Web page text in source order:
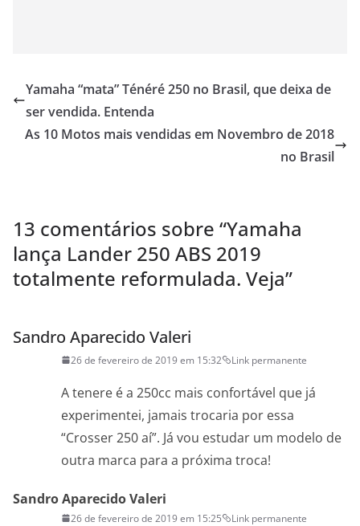
Yamaha “mata” Ténéré 250 no Brasil, que deixa de
ser vendida. Entenda
As 10 Motos mais vendidas em Novembro de 2018
no Brasil
13 comentários sobre “Yamaha
lança Lander 250 ABS 2019
totalmente reformulada. Veja”
Sandro Aparecido Valeri
26 de fevereiro de 2019 em 15:32 Link permanente
A tenere é a 250cc mais confortável que já
experimentei, jamais trocaria por essa
“Crosser 250 aí”. Já vou estudar um modelo de
outra marca para a próxima troca!
Sandro Aparecido Valeri
26 de fevereiro de 2019 em 15:25 Link permanente